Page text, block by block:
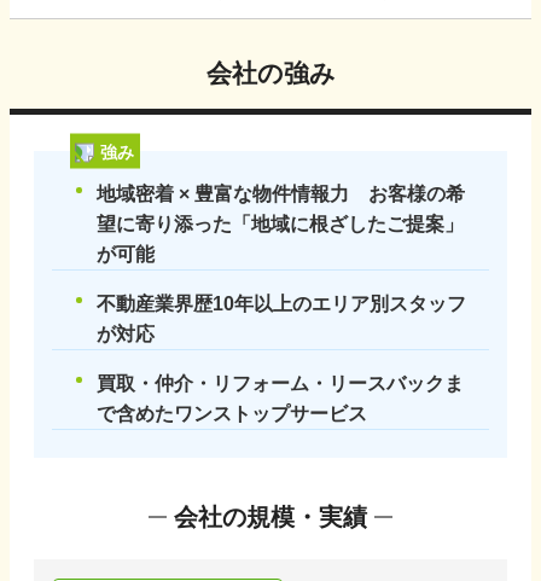
会社の強み
強み
地域密着 × 豊富な物件情報力 お客様の希
望に寄り添った「地域に根ざしたご提案」
が可能
不動産業界歴10年以上のエリア別スタッフ
が対応
買取・仲介・リフォーム・リースバックま
で含めたワンストップサービス
会社の規模・実績